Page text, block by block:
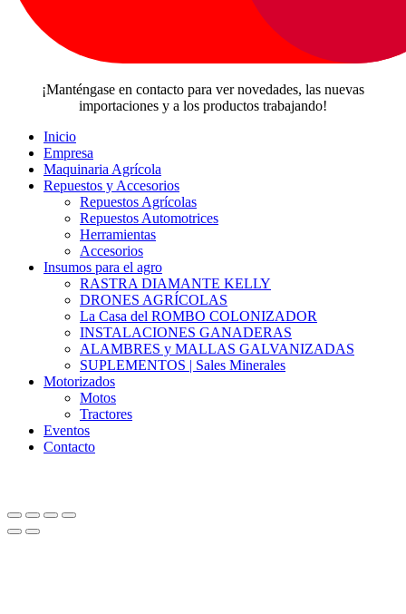
¡Manténgase en contacto para ver novedades, las nuevas
importaciones y a los productos trabajando!
Inicio
Empresa
Maquinaria Agrícola
Repuestos y Accesorios
Repuestos Agrícolas
Repuestos Automotrices
Herramientas
Accesorios
Insumos para el agro
RASTRA DIAMANTE KELLY
DRONES AGRÍCOLAS
La Casa del ROMBO COLONIZADOR
INSTALACIONES GANADERAS
ALAMBRES y MALLAS GALVANIZADAS
SUPLEMENTOS | Sales Minerales
Motorizados
Motos
Tractores
Eventos
Contacto